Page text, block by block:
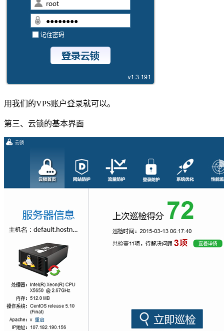
用我们的VPS账户登录就可以。
第三、云锁的基本界面